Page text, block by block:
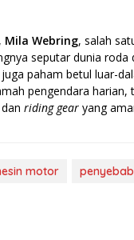
Mila Webring, salah
seputar dunia roda
paham betul luar-
pengendara
riding gear yang
motor